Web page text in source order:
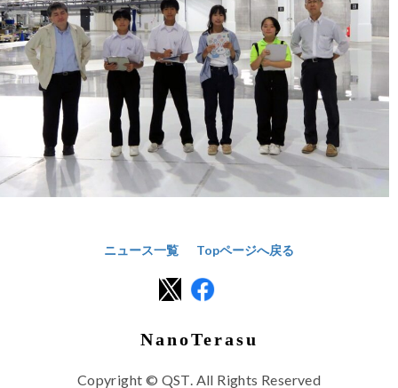
ニュース一覧 Topページへ戻る
NanoTerasu
Copyright © QST. All Rights Reserved